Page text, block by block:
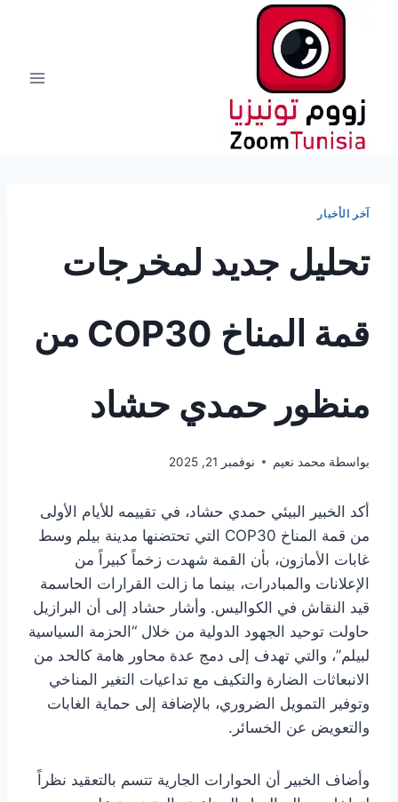
آخر الأخبار
تحليل جديد لمخرجات
قمة المناخ COP30 من
منظور حمدي حشاد
بواسطة محمد نعيم نوفمبر 21, 2025
أكد الخبير البيئي حمدي حشاد، في تقييمه للأيام الأولى
من قمة المناخ COP30 التي تحتضنها مدينة بيلم وسط
غابات الأمازون، بأن القمة شهدت زخماً كبيراً من
الإعلانات والمبادرات، بينما ما زالت القرارات الحاسمة
قيد النقاش في الكواليس. وأشار حشاد إلى أن البرازيل
حاولت توحيد الجهود الدولية من خلال “الحزمة السياسية
لبيلم”، والتي تهدف إلى دمج عدة محاور هامة كالحد من
الانبعاثات الضارة والتكيف مع تداعيات التغير المناخي
وتوفير التمويل الضروري، بالإضافة إلى حماية الغابات
والتعويض عن الخسائر.
وأضاف الخبير أن الحوارات الجارية تتسم بالتعقيد نظراً